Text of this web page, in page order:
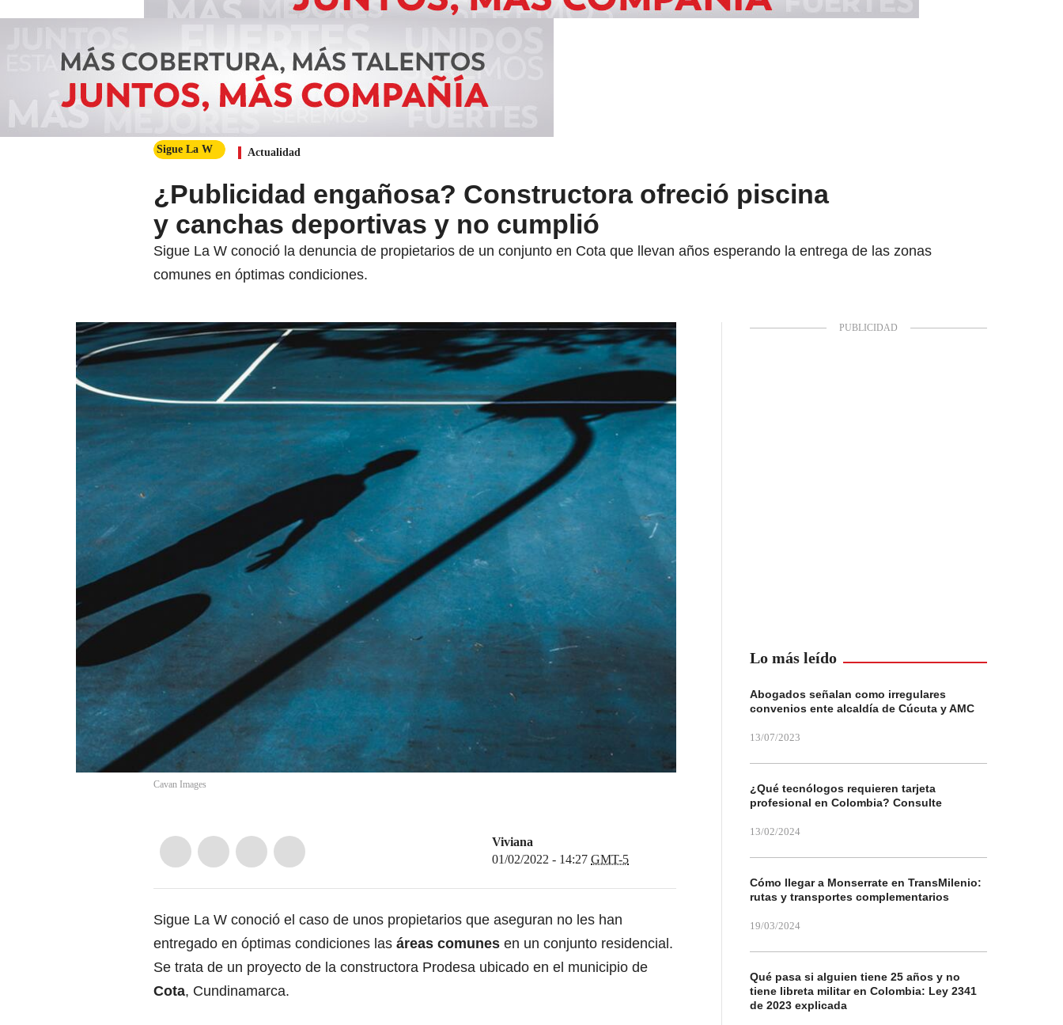
Sigue La W Actualidad
¿Publicidad engañosa? Constructora ofreció piscina
y canchas deportivas y no cumplió
Sigue La W conoció la denuncia de propietarios de un conjunto en Cota que llevan años esperando la entrega de las zonas
comunes en óptimas condiciones.
Cavan Images
Viviana
01/02/2022 - 14:27 GMT-5
Sigue La W conoció el caso de unos propietarios que aseguran no les han
entregado en óptimas condiciones las áreas comunes en un conjunto residencial.
Se trata de un proyecto de la constructora Prodesa ubicado en el municipio de
Cota, Cundinamarca.
Lo más leído
Abogados señalan como irregulares
convenios ente alcaldía de Cúcuta y AMC
13/07/2023
¿Qué tecnólogos requieren tarjeta
profesional en Colombia? Consulte
13/02/2024
Cómo llegar a Monserrate en TransMilenio:
rutas y transportes complementarios
19/03/2024
Qué pasa si alguien tiene 25 años y no
tiene libreta militar en Colombia: Ley 2341
de 2023 explicada